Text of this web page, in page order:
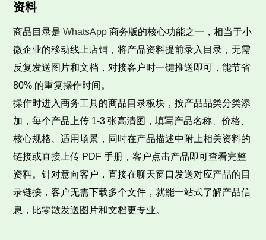
资料
商品目录是WhatsApp商务版的核心功能之一，相当于小
微企业的移动线上店铺，将产品资料提前录入目录，无需
反复发送图片和文档，对接客户时一键推送即可，能节省
80% 的重复操作时间。
操作时进入商务工具的商品目录板块，按产品品类分类添
加，每个产品上传 1-3 张高清图，填写产品名称、价格、
核心规格、适用场景，同时在产品描述中附上相关资料的
链接或直接上传 PDF 手册，客户点击产品即可查看完整
资料。针对意向客户，直接在聊天窗口发送对应产品的目
录链接，客户无需下载多个文件，就能一站式了解产品信
息，比零散发送图片和文档更专业。